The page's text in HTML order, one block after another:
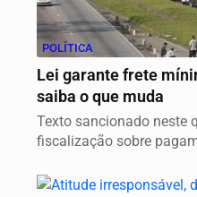
POLÍTICA
Lei garante frete
saiba o que muda
Texto sancionado neste
fiscalização sobre